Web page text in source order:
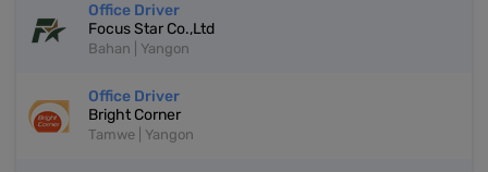
Office Driver
Focus Star Co.,Ltd
Bahan | Yangon
Office Driver
Bright Corner
Tamwe | Yangon